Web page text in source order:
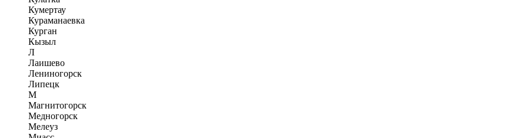
Кумертау
Кураманаевка
Курган
Кызыл
Л
Лаишево
Лениногорск
Липецк
М
Магнитогорск
Медногорск
Мелеуз